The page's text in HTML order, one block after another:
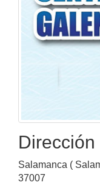
Dirección
Salamanca (
37007